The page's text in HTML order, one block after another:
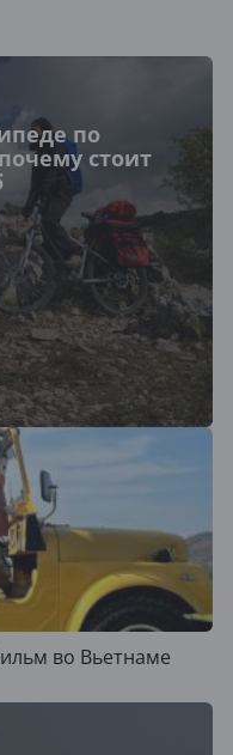
по
стоит
во Вьетнаме